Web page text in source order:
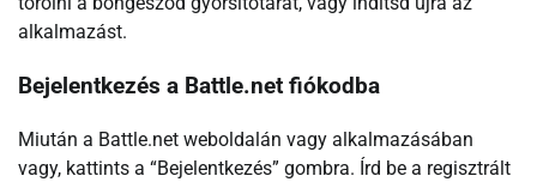
alkalmazást.
Bejelentkezés a Battle.net fiókodba
Miután a Battle.net weboldalán vagy alkalmazásában
vagy, kattints a “Bejelentkezés” gombra. Írd be a regisztrált